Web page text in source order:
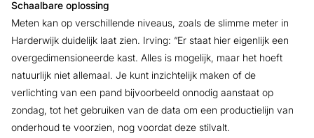
Schaalbare oplossing
Meten kan op verschillende niveaus, zoals de slimme meter in
Harderwijk duidelijk laat zien. Irving: “Er staat hier eigenlijk een
overgedimensioneerde kast. Alles is mogelijk, maar het hoeft
natuurlijk niet allemaal. Je kunt inzichtelijk maken of de
verlichting van een pand bijvoorbeeld onnodig aanstaat op
zondag, tot het gebruiken van de data om een productielijn van
onderhoud te voorzien, nog voordat deze stilvalt.